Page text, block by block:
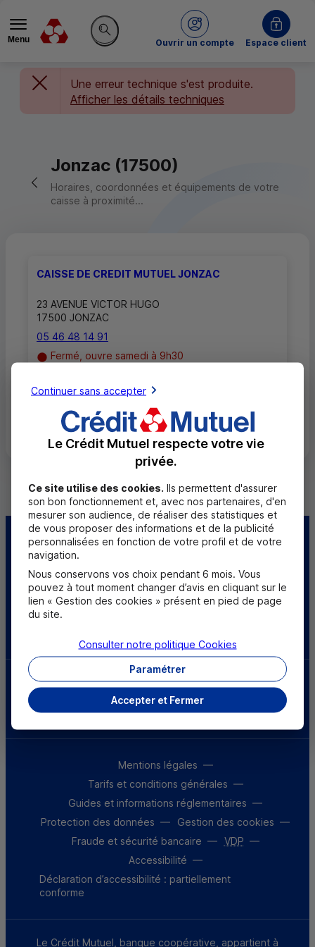
Menu
Rechercher sur le site
Ouvrir un compte
du Crédit MutuelEspace client
Une erreur technique s'est produite.
Afficher les détails techniques
Retour vers la page précédente
Jonzac (17500)
Horaires, coordonnées et équipements de votre
caisse à proximité...
CAISSE DE CREDIT MUTUEL JONZAC
23 AVENUE VICTOR HUGO
17500 JONZAC
05 46 48 14 91
Fermé, ouvre samedi à 9h30
Toutes les localités
Centre d'aide Trouver une caisse
Sourds et
malentendants
Parrainez un proche et profitez ensemble
d’avantages
Découvrir notre offre
Mentions légales
Tarifs et conditions générales
Guides et informations réglementaires
Protection des données
Gestion des cookies
Fraude et sécurité bancaire
VDP
Accessibilité
Déclaration d’accessibilité : partiellement
conforme
Le Crédit Mutuel, banque coopérative, appartient à
Continuer sans accepter
Le Crédit Mutuel respecte votre vie
privée.
Ce site utilise des cookies. Ils permettent d'assurer
son bon fonctionnement et, avec nos partenaires, d'en
mesurer son audience, de réaliser des statistiques et
de vous proposer des informations et de la publicité
personnalisées en fonction de votre profil et de votre
navigation.
Nous conservons vos choix pendant 6 mois. Vous
pouvez à tout moment changer d’avis en cliquant sur le
lien « Gestion des cookies » présent en pied de page
du site.
Accepter et Fermer
Paramétrer
Consulter notre politique Cookies